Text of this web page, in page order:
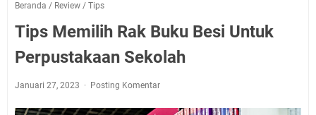
Beranda / Review / Tips
Tips Memilih Rak Buku Besi Untuk
Perpustakaan Sekolah
Januari 27, 2023 Posting Komentar